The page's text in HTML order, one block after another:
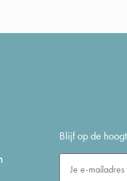
Blijf op de